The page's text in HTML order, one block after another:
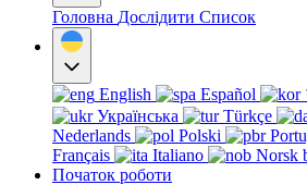
Головна Дослідити Список
English Español
Українська
Türkçe
Nederlands
Polski
Français
Italiano
Norsk
Початок роботи